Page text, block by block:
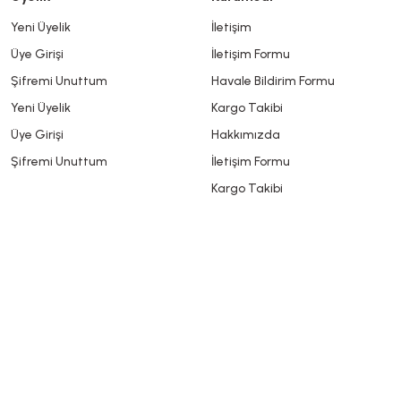
Yeni Üyelik
Üye Girişi
Şifremi Unuttum
Yeni Üyelik
Üye Girişi
Şifremi Unuttum
İletişim
İletişim Formu
Havale Bildirim Formu
Kargo Takibi
Hakkımızda
İletişim Formu
Kargo Takibi